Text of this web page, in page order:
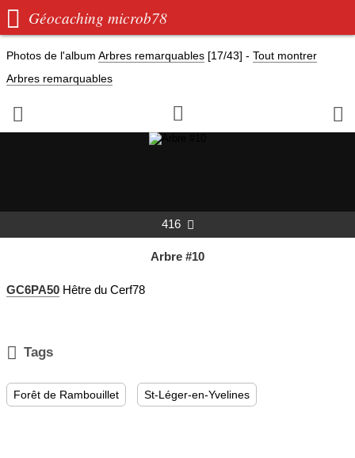
 Géocaching microb78
Photos de l'album Arbres remarquables [17/43] - Tout montrer
Arbres remarquables
  
416 
Arbre #10
GC6PA50 Hêtre du Cerf78
 Tags
Forêt de Rambouillet St-Léger-en-Yvelines